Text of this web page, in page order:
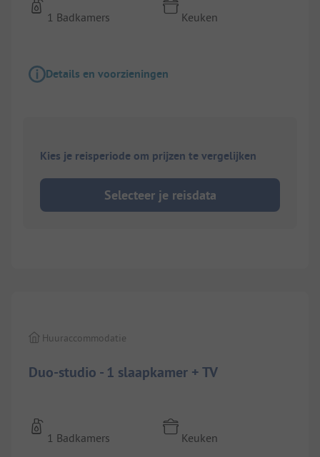
1 Badkamers Keuken
Details en voorzieningen
Kies je reisperiode om prijzen te vergelijken
Selecteer je reisdata
Duo-studio - 1 slaapkamer + TV
Huuraccommodatie
1 Badkamers Keuken